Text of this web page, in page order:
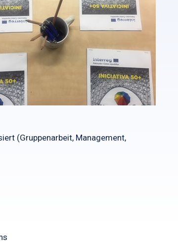
(Gruppenarbeit, Management,